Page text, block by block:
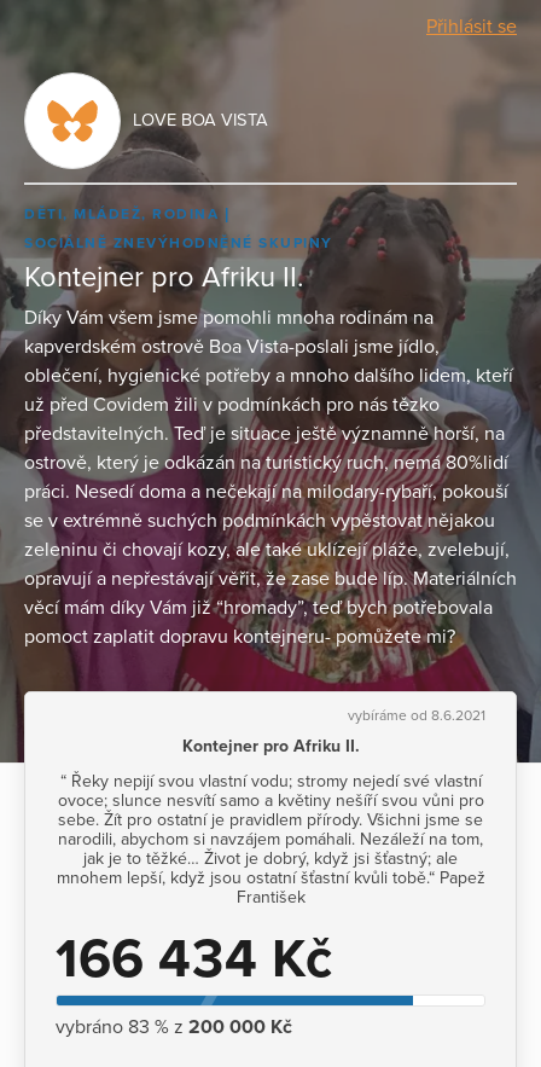
Přihlásit se
LOVE BOA VISTA
DĚTI, MLÁDEŽ, RODINA
SOCIÁLNĚ ZNEVÝHODNĚNÉ SKUPINY
Kontejner pro Afriku II.
Díky Vám všem jsme pomohli mnoha rodinám na
kapverdském ostrově Boa Vista-poslali jsme jídlo,
oblečení, hygienické potřeby a mnoho dalšího lidem, kteří
už před Covidem žili v podmínkách pro nás tězko
představitelných. Teď je situace ještě významně horší, na
ostrově, který je odkázán na turistický ruch, nemá 80%lidí
práci. Nesedí doma a nečekají na milodary-rybaří, pokouší
se v extrémně suchých podmínkách vypěstovat nějakou
zeleninu či chovají kozy, ale také uklízejí pláže, zvelebují,
opravují a nepřestávají věřit, že zase bude líp. Materiálních
věcí mám díky Vám již “hromady”, teď bych potřebovala
pomoct zaplatit dopravu kontejneru- pomůžete mi?
vybíráme od 8.6.2021
Kontejner pro Afriku II.
“ Řeky nepijí svou vlastní vodu; stromy nejedí své vlastní
ovoce; slunce nesvítí samo a květiny nešíří svou vůni pro
sebe. Žít pro ostatní je pravidlem přírody. Všichni jsme se
narodili, abychom si navzájem pomáhali. Nezáleží na tom,
jak je to těžké… Život je dobrý, když jsi šťastný; ale
mnohem lepší, když jsou ostatní šťastní kvůli tobě.“ Papež
František
166 434 Kč
vybráno 83 % z 200 000 Kč